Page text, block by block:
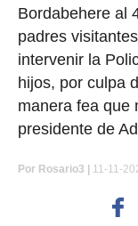
Bordabehere al
padres
intervenir la
hijos, por culpa
manera fea que
presidente de
Por Rosario3 | 11-11-